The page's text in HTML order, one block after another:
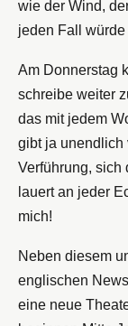
wie der Wind,
jeden Fall
Am Donnerstag
schreibe weiter
das mit jedem
gibt ja
Verführung, sich
lauert an jeder
mich!
Neben diesem
englischen
eine neue